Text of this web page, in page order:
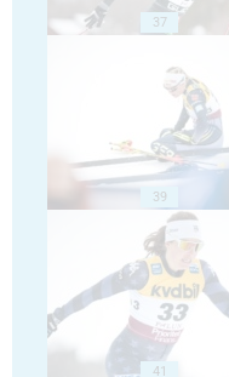
37
39
41